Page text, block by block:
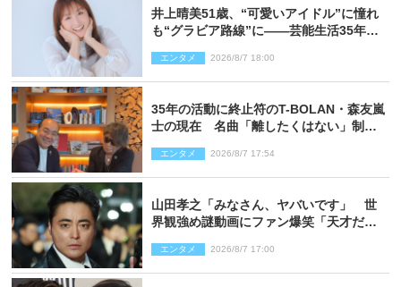
井上晴美51歳、“可愛いアイドル”に憧れ
も“グラビア路線”に――芸能生活35年を
エンタメ 2026/8/7 18:00
35年の活動に終止符のT-BOLAN・森友嵐
士の現在 名曲「離したくはない」制作
エンタメ 2026/8/7 17:54
山田孝之「みなさん、ヤバいです」 世
界観強め謎動画にファン爆笑「天才だ
エンタメ 2026/8/7 17:00